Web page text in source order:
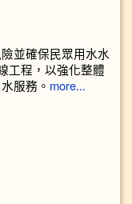
並確保民眾用水水
工程，以強化整體
服務。 more...